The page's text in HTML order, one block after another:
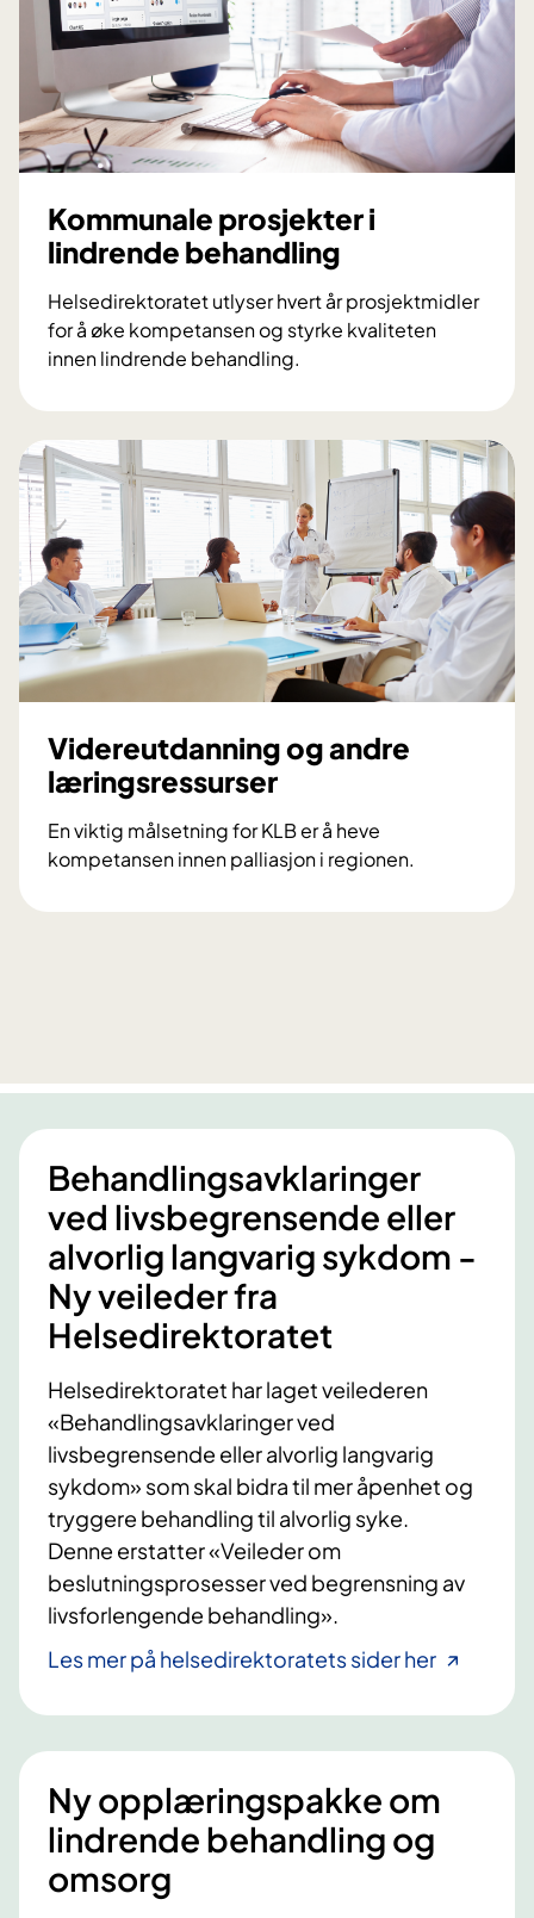
s
k
p
a
l
l
a
o
n
Kommunale prosjekter i
lindrende behandling
Helsedirektoratet utlyser hvert år prosjektmidler
for å øke kompetansen og styrke kvaliteten
innen lindrende behandling.
o
m
m
n
a
l
e
p
r
o
e
t
e
e
n
e
b
h
a
n
l
i
n
Videreutdanning og andre
læringsressurser
En viktig målsetning for KLB er å heve
kompetansen innen palliasjon i regionen.
i
t
n
n
g
o
g
n
d
r
e
l
æ
r
i
n
g
r
s
u
r
s
Behandlingsavklaringer
ved livsbegrensende eller
alvorlig langvarig sykdom -
Ny veileder fra
Helsedirektoratet
Helsedirektoratet har laget veilederen
«Behandlingsavklaringer ved
livsbegrensende eller alvorlig langvarig
sykdom» som skal bidra til mer åpenhet og
tryggere behandling til alvorlig syke.
Denne erstatter «Veileder om
beslutningsprosesser ved begrensning av
livsforlengende behandling».
Les mer på helsedirektoratets sider her
Ny opplæringspakke om
lindrende behandling og
omsorg